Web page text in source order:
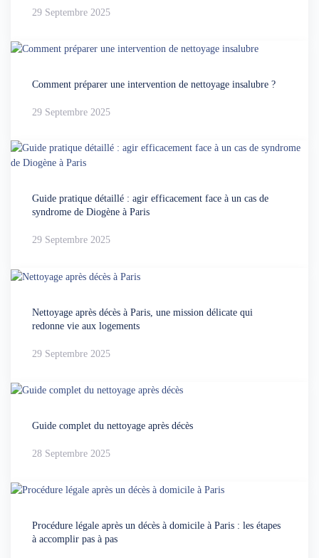
29 Septembre 2025
Comment préparer une intervention de nettoyage insalubre ?
29 Septembre 2025
Guide pratique détaillé : agir efficacement face à un cas de
syndrome de Diogène à Paris
29 Septembre 2025
Nettoyage après décès à Paris, une mission délicate qui
redonne vie aux logements
29 Septembre 2025
Guide complet du nettoyage après décès
28 Septembre 2025
Procédure légale après un décès à domicile à Paris : les étapes
à accomplir pas à pas